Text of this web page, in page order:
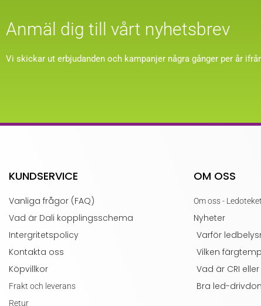
Anmäl dig till vårt nyhetsbrev
Vi skickar ut erbjudanden och kampanjer några gånger per år
KUNDSERVICE
Vanliga frågor (FAQ)
Vad är Dali kopplingsschema
Intergritetspolicy
Kontakta oss
Köpvillkor
Frakt och leverans
Retur
OM OSS
Om oss -
Nyheter
Varför
Vilken
Vad är CRI eller
Bra led-drivdon